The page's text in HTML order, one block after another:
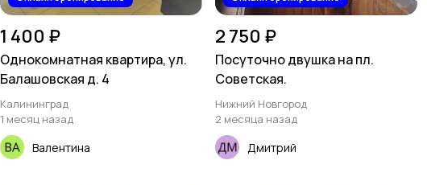
1 400 ₽
Однокомнатная квартира, ул.
Балашовская д. 4
Калининград
1 месяц назад
Валентина
2 750 ₽
Посуточно двушка на пл.
Советская.
Нижний Новгород
2 месяца назад
Дмитрий